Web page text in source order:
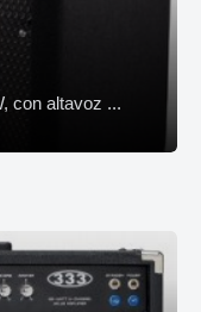
con altavoz ...